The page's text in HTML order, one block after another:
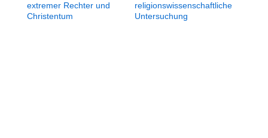
extremer Rechter und
Christentum
religionswissenschaftliche
Untersuchung